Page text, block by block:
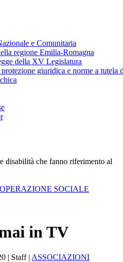
e Comunitaria
regione Emilia-Romagna
della XV Legislatura
giuridica e norme a tutela
disabilità che fanno riferimento al
SOCIALE
in TV
| Staff | ASSOCIAZIONI